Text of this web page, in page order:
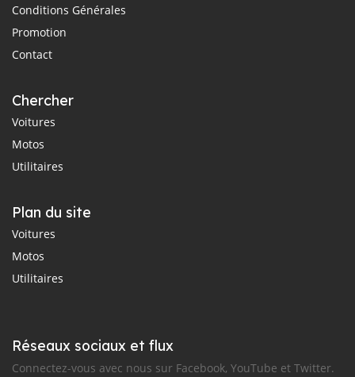
Conditions Générales
Promotion
Contact
Chercher
Voitures
Motos
Utilitaires
Plan du site
Voitures
Motos
Utilitaires
Réseaux sociaux et flux
Connectez-vous avec nous sur Facebook, YouTube et Twitter.